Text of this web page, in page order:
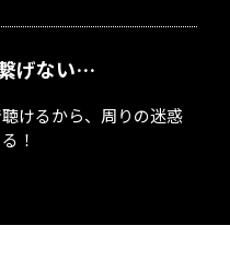
げない…
けるから、周りの迷惑
！